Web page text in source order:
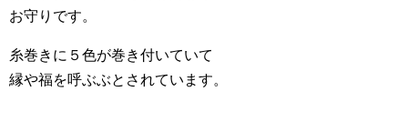
お守りです。
糸巻きに５色が巻き付いていて
縁や福を呼ぶぶとされています。